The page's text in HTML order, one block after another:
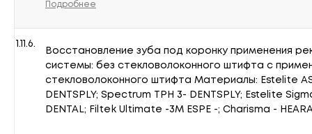
Подробнее
1.11.6.
Восстановление зуба под коронку применения
системы: без стекловолоконного штифта с
стекловолоконного штифта Материалы: Estelite
DENTSPLY; Spectrum TPH 3- DENTSPLY; Estelite
DENTAL; Filtek Ultimate -3M ESPE -; Charisma -